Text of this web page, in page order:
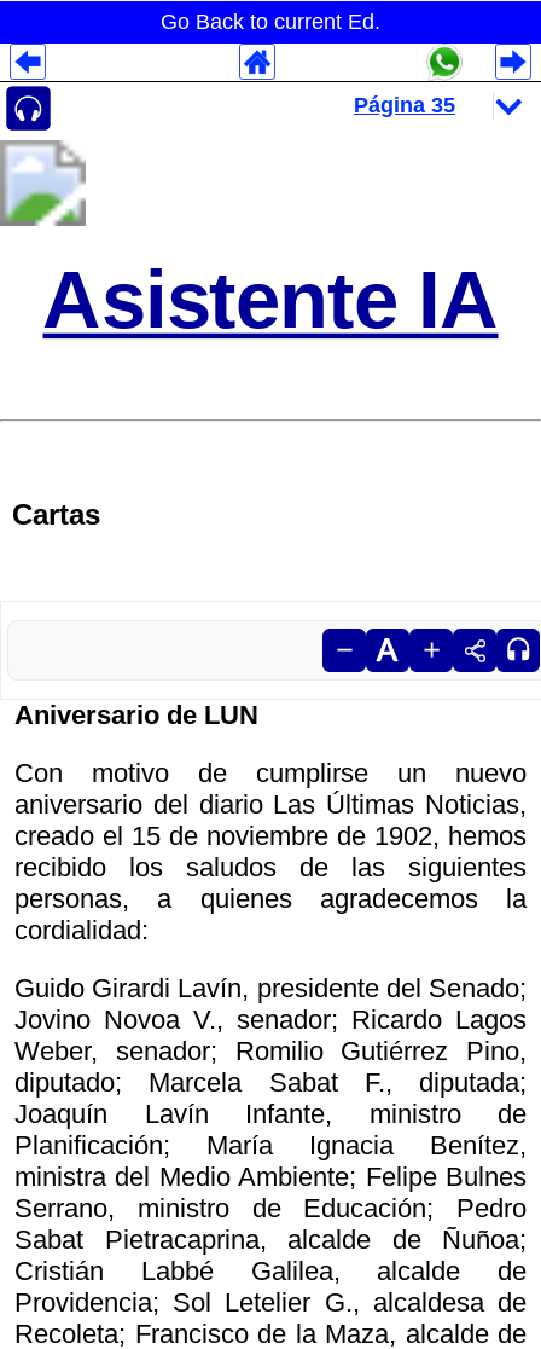
Go Back to current Ed.
Asistente IA
Cartas
Aniversario de LUN
Con motivo de cumplirse un nuevo
aniversario del diario Las Últimas Noticias,
creado el 15 de noviembre de 1902, hemos
recibido los saludos de las siguientes
personas, a quienes agradecemos la
cordialidad:
Guido Girardi Lavín, presidente del Senado;
Jovino Novoa V., senador; Ricardo Lagos
Weber, senador; Romilio Gutiérrez Pino,
diputado; Marcela Sabat F., diputada;
Joaquín Lavín Infante, ministro de
Planificación; María Ignacia Benítez,
ministra del Medio Ambiente; Felipe Bulnes
Serrano, ministro de Educación; Pedro
Sabat Pietracaprina, alcalde de Ñuñoa;
Cristián Labbé Galilea, alcalde de
Providencia; Sol Letelier G., alcaldesa de
Recoleta; Francisco de la Maza, alcalde de
Despliegues Analytics
Despliegues Totales
Despliegues por Rubros